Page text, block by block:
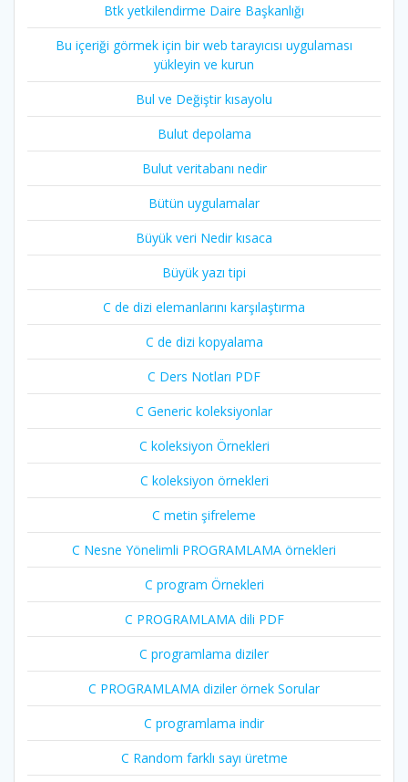
Btk yetkilendirme Daire Başkanlığı
Bu içeriği görmek için bir web tarayıcısı uygulaması
yükleyin ve kurun
Bul ve Değiştir kısayolu
Bulut depolama
Bulut veritabanı nedir
Bütün uygulamalar
Büyük veri Nedir kısaca
Büyük yazı tipi
C de dizi elemanlarını karşılaştırma
C de dizi kopyalama
C Ders Notları PDF
C Generic koleksiyonlar
C koleksiyon Örnekleri
C koleksiyon örnekleri
C metin şifreleme
C Nesne Yönelimli PROGRAMLAMA örnekleri
C program Örnekleri
C PROGRAMLAMA dili PDF
C programlama diziler
C PROGRAMLAMA diziler örnek Sorular
C programlama indir
C Random farklı sayı üretme